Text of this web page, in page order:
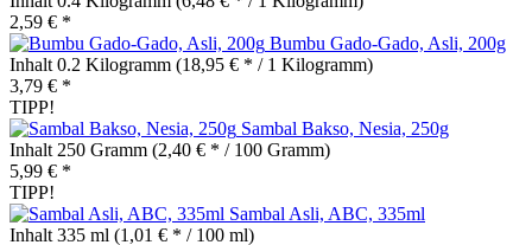
2,59 € *
Bumbu Gado-Gado, Asli, 200g
Inhalt 0.2 Kilogramm (18,95 € * / 1 Kilogramm)
3,79 € *
TIPP!
Sambal Bakso, Nesia, 250g
Inhalt 250 Gramm (2,40 € * / 100 Gramm)
5,99 € *
TIPP!
Sambal Asli, ABC, 335ml
Inhalt 335 ml (1,01 € * / 100 ml)